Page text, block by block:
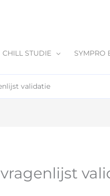
CHILL STUDIE SYMPRO
validatie